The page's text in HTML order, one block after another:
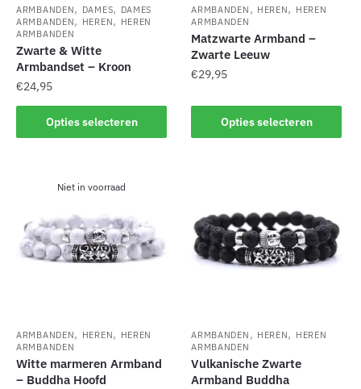
ARMBANDEN, DAMES, DAMES
ARMBANDEN, HEREN, HEREN
ARMBANDEN
Zwarte & Witte
Armbandset – Kroon
€24,95
Opties selecteren
product
variaties.
optie
kan
de
productpagina
ARMBANDEN , HEREN, HEREN
ARMBANDEN
Matzwarte Armband –
Zwarte Leeuw
€29,95
Opties selecteren
Dit
product
optie
kan
gekozen
productpagina
Niet in voorraad
ARMBANDEN, HEREN, HEREN
ARMBANDEN
Witte marmeren Armband
– Buddha Hoofd
ARMBANDEN , HEREN, HEREN
ARMBANDEN
Vulkanische Zwarte
Armband Buddha